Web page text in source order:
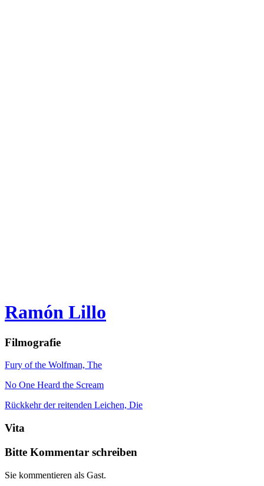
Ramón Lillo
Filmografie
Fury of the Wolfman, The
No One Heard the Scream
Rückkehr der reitenden Leichen, Die
Vita
Bitte Kommentar schreiben
Sie kommentieren als Gast.